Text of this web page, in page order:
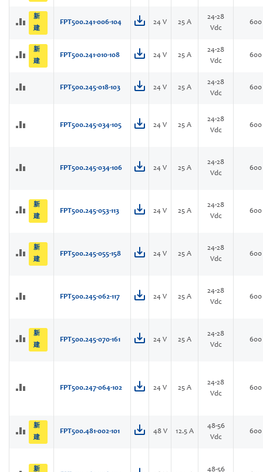
新
建
FPT500.241-006-104 24 V 25 A
24-28
Vdc
600
新
建
FPT500.241-010-108 24 V 25 A
24-28
Vdc
600
FPT500.245-018-103 24 V 25 A
24-28
Vdc
600
FPT500.245-034-105 24 V 25 A
24-28
Vdc
600
FPT500.245-034-106 24 V 25 A
24-28
Vdc
600
新
建
FPT500.245-053-113 24 V 25 A
24-28
Vdc
600
新
建
FPT500.245-055-158 24 V 25 A
24-28
Vdc
600
FPT500.245-062-117 24 V 25 A
24-28
Vdc
600
新
建
FPT500.245-070-161 24 V 25 A
24-28
Vdc
600
FPT500.247-064-102 24 V 25 A
24-28
Vdc
600
新
建
FPT500.481-002-101 48 V 12.5 A
48-56
Vdc
600
新
48-56